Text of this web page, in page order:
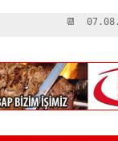
📆